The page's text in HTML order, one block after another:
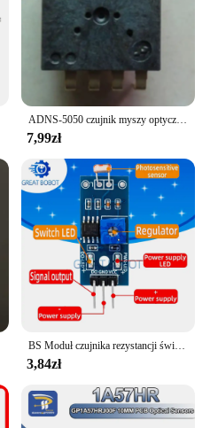
ADNS-5050 czujnik myszy optycznej ADNS5050 A5050 IC DIP-8
7,99zł
BS Moduł czujnika rezystancji światłoczułej jasności Wykrywanie intensywności światła Nowość dla Arduino
3,84zł